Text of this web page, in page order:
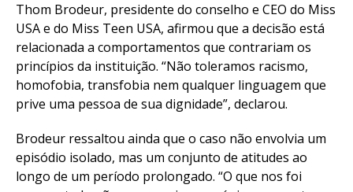
Thom Brodeur, presidente do conselho e CEO do Miss
USA e do Miss Teen USA, afirmou que a decisão está
relacionada a comportamentos que contrariam os
princípios da instituição. “Não toleramos racismo,
homofobia, transfobia nem qualquer linguagem que
prive uma pessoa de sua dignidade”, declarou.
Brodeur ressaltou ainda que o caso não envolvia um
episódio isolado, mas um conjunto de atitudes ao
longo de um período prolongado. “O que nos foi